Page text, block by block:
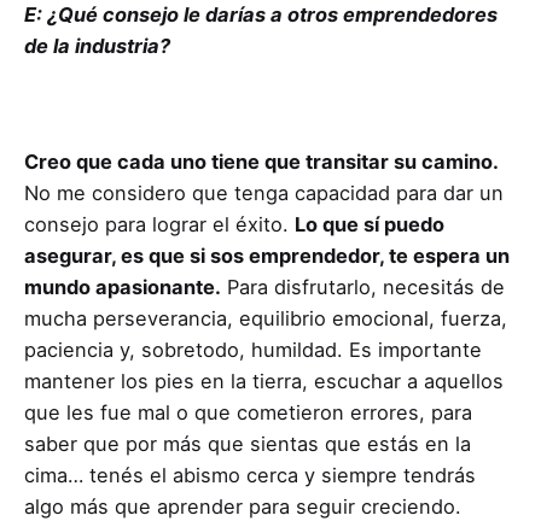
E: ¿Qué consejo le darías a otros emprendedores
de la industria?
Creo que cada uno tiene que transitar su camino.
No me considero que tenga capacidad para dar un
consejo para lograr el éxito. Lo que sí puedo
asegurar, es que si sos emprendedor, te espera un
mundo apasionante. Para disfrutarlo, necesitás de
mucha perseverancia, equilibrio emocional, fuerza,
paciencia y, sobretodo, humildad. Es importante
mantener los pies en la tierra, escuchar a aquellos
que les fue mal o que cometieron errores, para
saber que por más que sientas que estás en la
cima… tenés el abismo cerca y siempre tendrás
algo más que aprender para seguir creciendo.